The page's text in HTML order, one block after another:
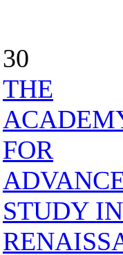
30
THE
FOR
STUDY